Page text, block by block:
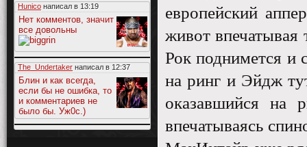
Hunico написал в 13:19
Нет комментов, значит
все довольны
The_Undertaker написал в 12:37
Блин и как всегда,
если бы не ошибка, то
и комментариев не
было бы. Уж0с.)
европейский
живот
Рок поднимется
на ринг и Эйдж
оказавшийся на
впечатываясь